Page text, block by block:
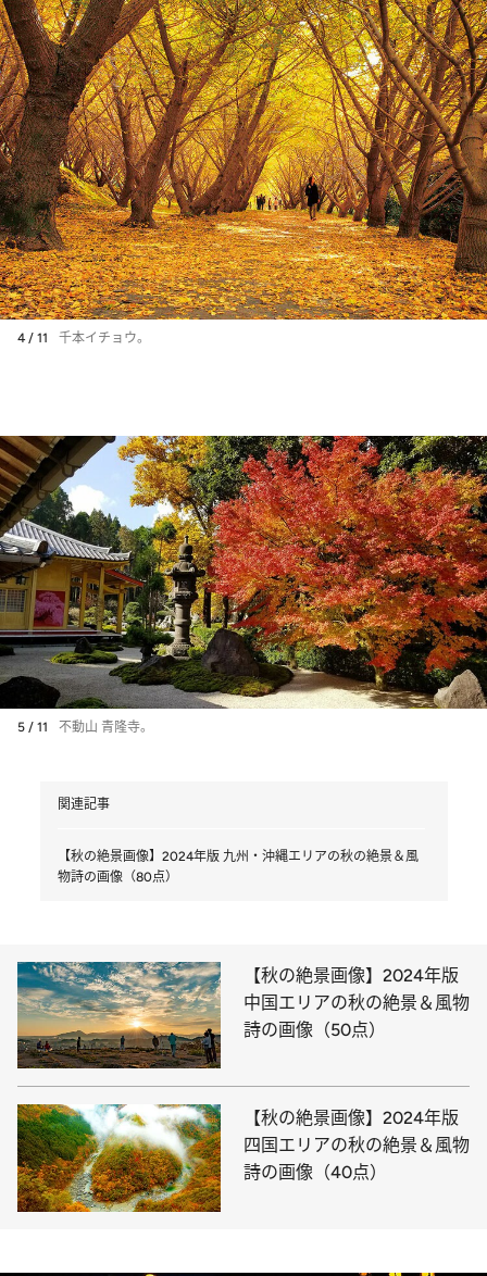
4 / 11 千本イチョウ。
5 / 11 不動山 青隆寺。
関連記事
【秋の絶景画像】2024年版 九州・沖縄エリアの秋の絶景＆風
物詩の画像（80点）
【秋の絶景画像】2024年版
中国エリアの秋の絶景＆風物
詩の画像（50点）
【秋の絶景画像】2024年版
四国エリアの秋の絶景＆風物
詩の画像（40点）